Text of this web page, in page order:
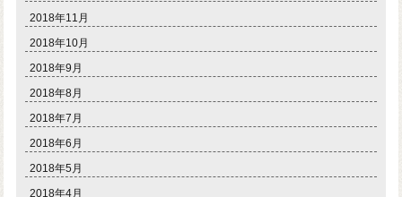
2018年11月
2018年10月
2018年9月
2018年8月
2018年7月
2018年6月
2018年5月
2018年4月